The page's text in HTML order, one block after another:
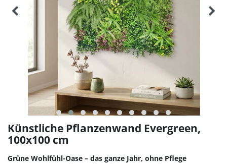
Künstliche Pflanzenwand Evergreen,
100x100 cm
Grüne Wohlfühl-Oase – das ganze Jahr, ohne Pflege